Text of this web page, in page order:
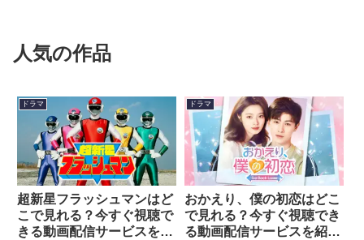
人気の作品
ドラマ
超新星フラッシュマンはど
こで見れる？今すぐ視聴で
きる動画配信サービスを紹
ドラマ
おかえり、僕の初恋はどこ
で見れる？今すぐ視聴でき
る動画配信サービスを紹